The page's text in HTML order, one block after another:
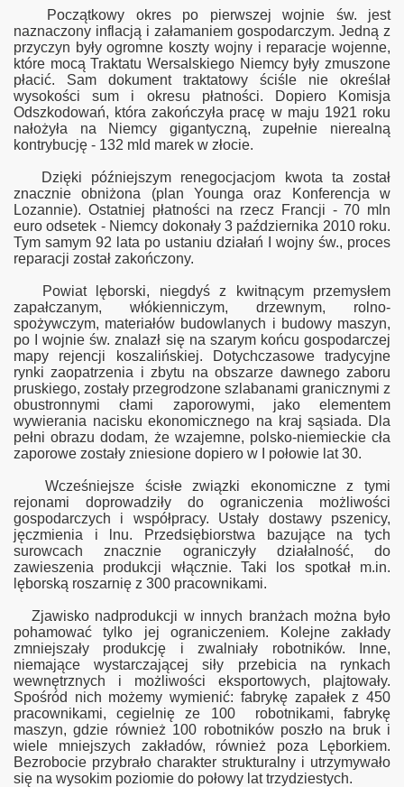
Początkowy okres po pierwszej wojnie św. jest
naznaczony inflacją i załamaniem gospodarczym. Jedną z
przyczyn były ogromne koszty wojny i reparacje wojenne,
które mocą Traktatu Wersalskiego Niemcy były zmuszone
płacić. Sam dokument traktatowy ściśle nie określał
wysokości sum i okresu płatności. Dopiero Komisja
Odszkodowań, która zakończyła pracę w maju 1921 roku
nałożyła na Niemcy gigantyczną, zupełnie nierealną
kontrybucję - 132 mld marek w złocie.
Dzięki późniejszym renegocjacjom kwota ta został
znacznie obniżona (plan Younga oraz Konferencja w
Lozannie). Ostatniej płatności na rzecz Francji - 70 mln
euro odsetek - Niemcy dokonały 3 października 2010 roku.
Tym samym 92 lata po ustaniu działań I wojny św., proces
reparacji został zakończony.
Powiat lęborski, niegdyś z kwitnącym przemysłem
zapałczanym, włókienniczym, drzewnym, rolno-
spożywczym, materiałów budowlanych i budowy maszyn,
po I wojnie św. znalazł się na szarym końcu gospodarczej
mapy rejencji koszalińskiej. Dotychczasowe tradycyjne
rynki zaopatrzenia i zbytu na obszarze dawnego zaboru
pruskiego, zostały przegrodzone szlabanami granicznymi z
obustronnymi cłami zaporowymi, jako elementem
wywierania nacisku ekonomicznego na kraj sąsiada. Dla
pełni obrazu dodam, że wzajemne, polsko-niemieckie cła
zaporowe zostały zniesione dopiero w I połowie lat 30.
Wcześniejsze ścisłe związki ekonomiczne z tymi
rejonami doprowadziły do ograniczenia możliwości
gospodarczych i współpracy. Ustały dostawy pszenicy,
jęczmienia i lnu. Przedsiębiorstwa bazujące na tych
surowcach znacznie ograniczyły działalność, do
zawieszenia produkcji włącznie. Taki los spotkał m.in.
lęborską roszarnię z 300 pracownikami.
Zjawisko nadprodukcji w innych branżach można było
pohamować tylko jej ograniczeniem. Kolejne zakłady
zmniejszały produkcję i zwalniały robotników. Inne,
niemające wystarczającej siły przebicia na rynkach
wewnętrznych i możliwości eksportowych, plajtowały.
Spośród nich możemy wymienić: fabrykę zapałek z 450
pracownikami, cegielnię ze 100 robotnikami, fabrykę
maszyn, gdzie również 100 robotników poszło na bruk i
wiele mniejszych zakładów, również poza Lęborkiem.
Bezrobocie przybrało charakter strukturalny i utrzymywało
się na wysokim poziomie do połowy lat trzydziestych.
II
fotografii